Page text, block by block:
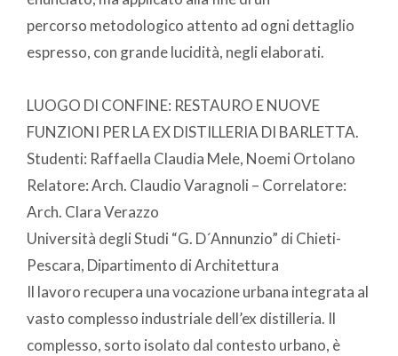
percorso metodologico attento ad ogni dettaglio
espresso, con grande lucidità, negli elaborati.
LUOGO DI CONFINE: RESTAURO E NUOVE
FUNZIONI PER LA EX DISTILLERIA DI BARLETTA.
Studenti: Raffaella Claudia Mele, Noemi Ortolano
Relatore: Arch. Claudio Varagnoli – Correlatore:
Arch. Clara Verazzo
Università degli Studi “G. D´Annunzio” di Chieti-
Pescara, Dipartimento di Architettura
Il lavoro recupera una vocazione urbana integrata al
vasto complesso industriale dell’ex distilleria. Il
complesso, sorto isolato dal contesto urbano, è